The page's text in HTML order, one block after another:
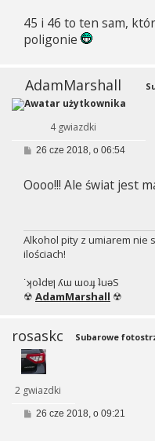
t
45 i 46 to ten sam,
poligonie
AdamMarshall
4 gwiazdki
P
t
26 cze 2018, o 06:54
Oooo!!! Ale świat jest
Alkohol pity z umiarem nie
ilościach!
˙ʞoʇdɐן ʎɯ ɯoɹɟ ʇuǝS
☢ AdamMarshall ☢
rosaskc
2 gwiazdki
Subarowe
P26 cze 2018, o 09:21